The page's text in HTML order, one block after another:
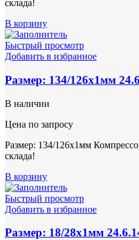
склада!
В корзину
Быстрый просмотр
Добавить в избранное
Размер: 134/126х1мм
В наличии
Цена по запросу
Размер: 134/126х1мм
склада!
В корзину
Быстрый просмотр
Добавить в избранное
Размер: 18/28х1мм